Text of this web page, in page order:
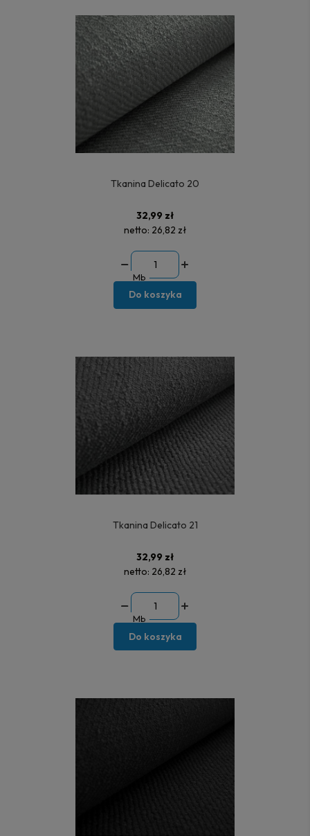
Tkanina Delicato 20
32,99 zł
netto: 26,82 zł
Mb
Do koszyka
Tkanina Delicato 21
32,99 zł
netto: 26,82 zł
Mb
Do koszyka